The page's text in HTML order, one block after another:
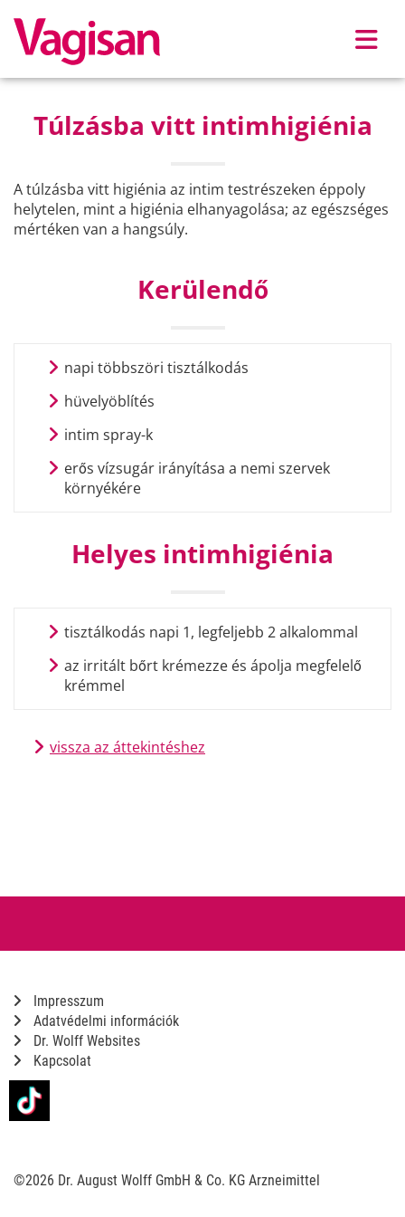
Túlzásba vitt intimhigiénia
A túlzásba vitt higiénia az intim testrészeken éppoly
helytelen, mint a higiénia elhanyagolása; az egészséges
mértéken van a hangsúly.
Kerülendő
napi többszöri tisztálkodás
hüvelyöblítés
intim spray-k
erős vízsugár irányítása a nemi szervek
környékére
Helyes intimhigiénia
tisztálkodás napi 1, legfeljebb 2 alkalommal
az irritált bőrt krémezze és ápolja megfelelő
krémmel
vissza az áttekintéshez
Impresszum
Adatvédelmi információk
Dr. Wolff Websites
Kapcsolat
©2026 Dr. August Wolff GmbH & Co. KG Arzneimittel